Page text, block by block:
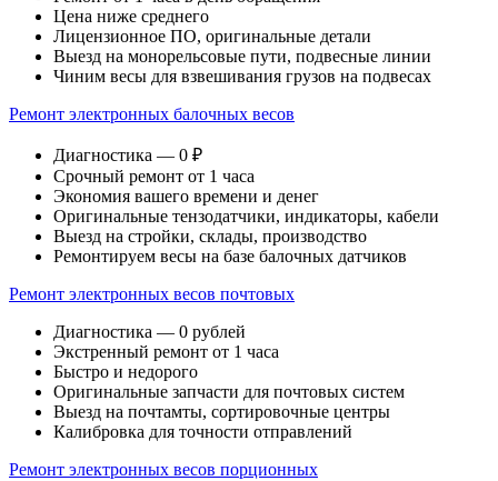
Цена ниже среднего
Лицензионное ПО, оригинальные детали
Выезд на монорельсовые пути, подвесные линии
Чиним весы для взвешивания грузов на подвесах
Ремонт электронных балочных весов
Диагностика — 0 ₽
Срочный ремонт от 1 часа
Экономия вашего времени и денег
Оригинальные тензодатчики, индикаторы, кабели
Выезд на стройки, склады, производство
Ремонтируем весы на базе балочных датчиков
Ремонт электронных весов почтовых
Диагностика — 0 рублей
Экстренный ремонт от 1 часа
Быстро и недорого
Оригинальные запчасти для почтовых систем
Выезд на почтамты, сортировочные центры
Калибровка для точности отправлений
Ремонт электронных весов порционных